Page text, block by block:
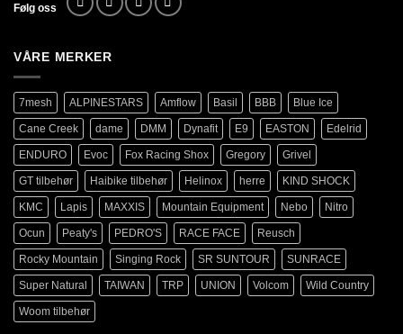
Følg oss
VÅRE MERKER
7mesh ALPINESTARS Amflow Basil BBB Blue Ice
Cane Creek dame DMM Dynafit E9 EASTON Edelrid
ENDURO Evoc Fox Racing Shox Gregory Grivel
GT tilbehør Haibike tilbehør Helinox herre KIND SHOCK
KMC Lapis MAXXIS Mountain Equipment Nebo Nitro
Ocun Peaty's PEDRO'S RACE FACE Reusch
Rocky Mountain Singing Rock SR SUNTOUR SUNRACE
Super Natural TAIWAN TRP UNION Volcom Wild Country
Woom tilbehør